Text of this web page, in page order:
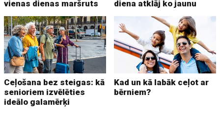
vienas dienas maršruts
diena atklāj ko jaunu
Ceļošana bez steigas: kā
senioriem izvēlēties
ideālo galamērķi
Kad un kā labāk ceļot ar
bērniem?